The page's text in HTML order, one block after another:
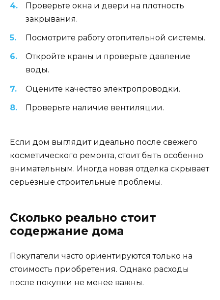
Проверьте окна и двери на плотность
закрывания.
Посмотрите работу отопительной системы.
Откройте краны и проверьте давление
воды.
Оцените качество электропроводки.
Проверьте наличие вентиляции.
Если дом выглядит идеально после свежего
косметического ремонта, стоит быть особенно
внимательным. Иногда новая отделка скрывает
серьёзные строительные проблемы.
Сколько реально стоит
содержание дома
Покупатели часто ориентируются только на
стоимость приобретения. Однако расходы
после покупки не менее важны.